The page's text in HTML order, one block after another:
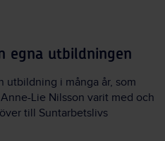
egna utbildningen
utbildning i många år, som
Lie Nilsson varit med och
till Suntarbetslivs